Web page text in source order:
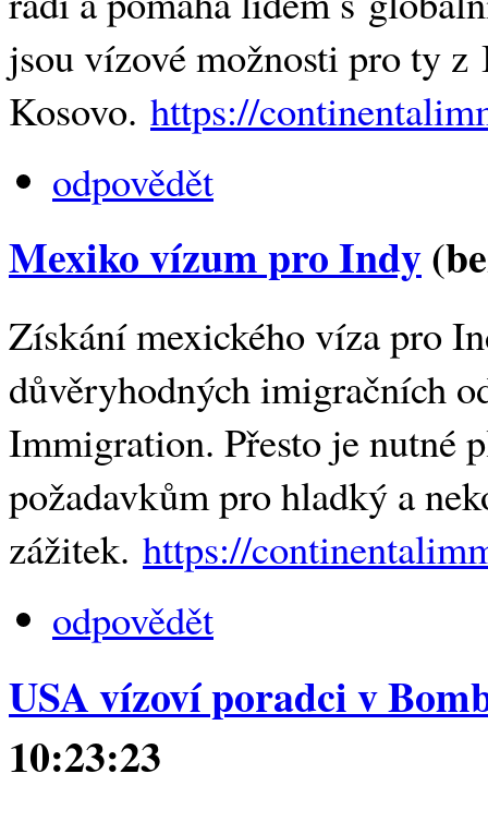
jsou vízové ​​možnosti pro ty
Kosovo. https://
odpovědět
Mexiko vízum pro Indy
Získání mexického víza pro
důvěryhodných imigračních
Immigration. Přesto je nutné
požadavkům pro hladký a
zážitek. https://
odpovědět
USA vízoví poradci v
10:23:23